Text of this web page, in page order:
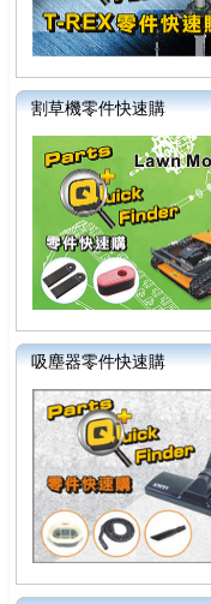
割草機零件快速購
吸塵器零件快速購